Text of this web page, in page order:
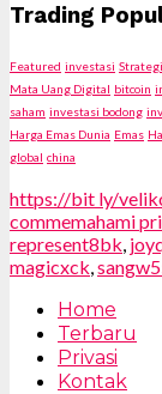
Trading
Featured investasi
Mata Uang Digital bitcoin
saham investasi bodong
Harga Emas Dunia Emas
global china
https://bit ly/
commemahami
represent8bk,
magicxck,
Home
Terbaru
Privasi
Kontak